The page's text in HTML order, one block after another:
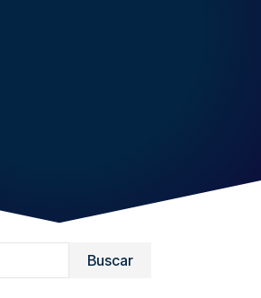
Buscar